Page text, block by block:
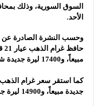
السوق السورية، وذلك
الأحد.
وحسب النشرة الصادرة عن
مبيعاً، و17400 ليرة جديدة شراءً. ‏
جديدة مبيعاً، و14900 ليرة جديدة شراءً. ‏